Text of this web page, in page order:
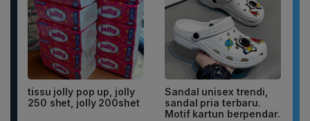
tissu jolly pop up, jolly
250 shet, jolly 200shet
Sandal unisex trendi,
sandal pria terbaru.
Motif kartun berpendar.